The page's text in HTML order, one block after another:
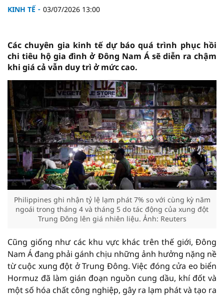
KINH TẾ 03/07/2026 13:00
Các chuyên gia kinh tế dự báo quá trình phục hồi
chi tiêu hộ gia đình ở Đông Nam Á sẽ diễn ra chậm
khi giá cả vẫn duy trì ở mức cao.
Philippines ghi nhận tỷ lệ lạm phát 7% so với cùng kỳ năm
ngoái trong tháng 4 và tháng 5 do tác động của xung đột
Trung Đông lên giá nhiên liệu. Ảnh: Reuters
Cũng giống như các khu vực khác trên thế giới, Đông
Nam Á đang phải gánh chịu những ảnh hưởng nặng nề
từ cuộc xung đột ở Trung Đông. Việc đóng cửa eo biển
Hormuz đã làm gián đoạn nguồn cung dầu, khí đốt và
một số hóa chất công nghiệp, gây ra lạm phát và tạo ra